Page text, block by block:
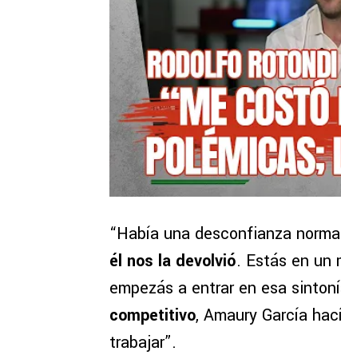
“Había una desconfianza
él nos la devolvió. Estás en un
empezás a entrar en esa
competitivo, Amaury García
trabajar”.